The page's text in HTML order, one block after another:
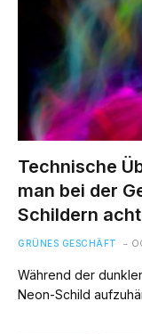
Technische
man bei der
Schildern
GRÜNES GESCHÄFT
Während der
Neon-Schild